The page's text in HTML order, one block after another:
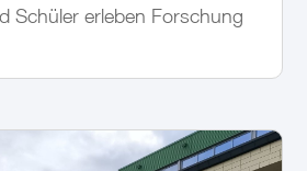
Schüler erleben Forschung